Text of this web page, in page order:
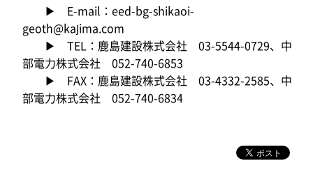
▶ E-mail：eed-bg-shikaoi-
geoth@kajima.com
▶ TEL：鹿島建設株式会社 03-5544-0729、中
部電力株式会社 052-740-6853
▶ FAX：鹿島建設株式会社 03-4332-2585、中
部電力株式会社 052-740-6834